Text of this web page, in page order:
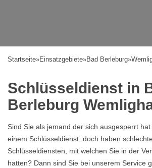
Startseite»Einsatzgebiete»Bad Berleburg»
Schlüsseldienst in
Berleburg
Sind Sie als jemand der sich ausgesperrt
einem Schlüsseldienst, doch haben
Schlüsseldiensten, mit welchen Sie in der
hatten? Dann sind Sie bei unserem Service